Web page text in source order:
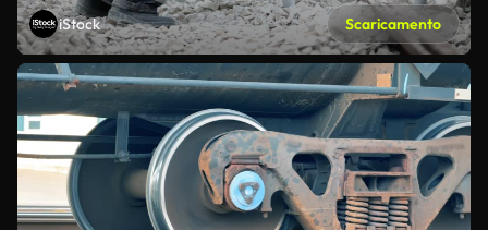
iStock Scaricamento